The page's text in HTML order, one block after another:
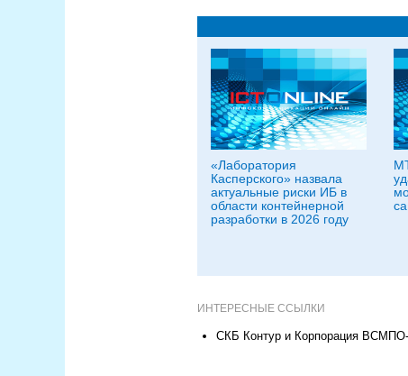
«Лаборатория
Касперского» назвала
актуальные риски ИБ в
области контейнерной
разработки в 2026 году
ИНТЕРЕСНЫЕ ССЫЛКИ
СКБ Контур и Корпорация